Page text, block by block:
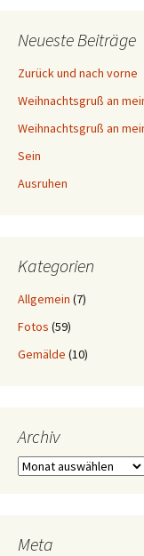
Neueste Beiträge
Zurück und nach vorne
Weihnachtsgruß an
Weihnachtsgruß an
Sein
Ausruhen
Kategorien
Allgemein (7)
Fotos (59)
Gemälde (10)
Archiv
Archiv
Meta